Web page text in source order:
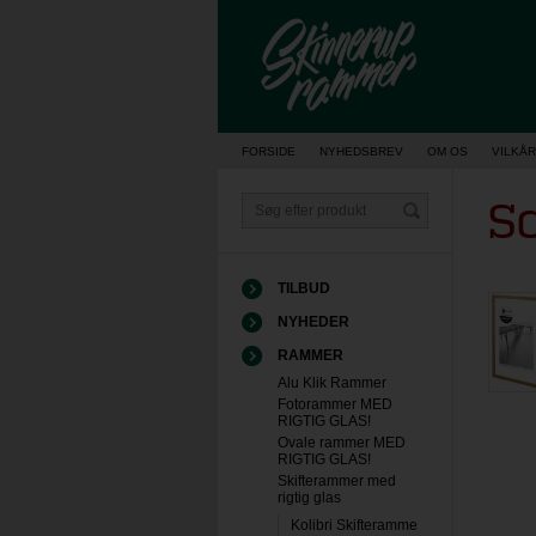
FORSIDE NYHEDSBREV OM OS VILKÅR
TILBUD
NYHEDER
RAMMER
Alu Klik Rammer
Fotorammer MED
RIGTIG GLAS!
Ovale rammer MED
RIGTIG GLAS!
Skifterammer med
rigtig glas
Kolibri Skifteramme